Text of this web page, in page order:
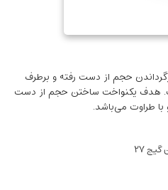
بازگرداندن حجم از دست رفته و برطرف
هدف یکنواخت ساختن حجم از دست
طراوت می‌باشد.